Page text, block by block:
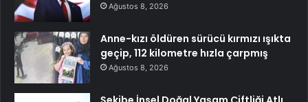
Ağustos 8, 2026
Anne-kızı öldüren sürücü kırmızı ışıkta
geçip, 112 kilometre hızla çarpmış
Ağustos 8, 2026